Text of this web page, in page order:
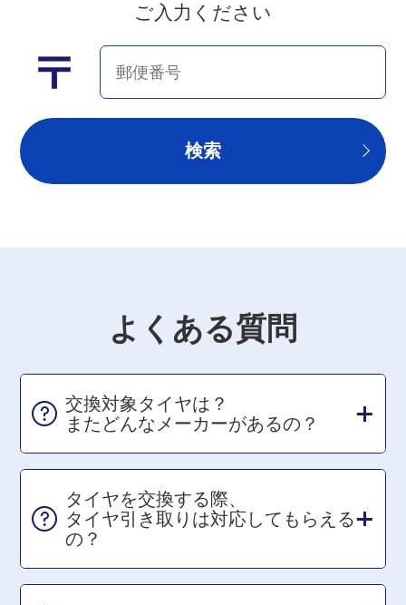
ご入力ください
よくある質問
交換対象タイヤは？
またどんなメーカーがあるの？
タイヤを交換する際、
タイヤ引き取りは対応してもらえる
の？